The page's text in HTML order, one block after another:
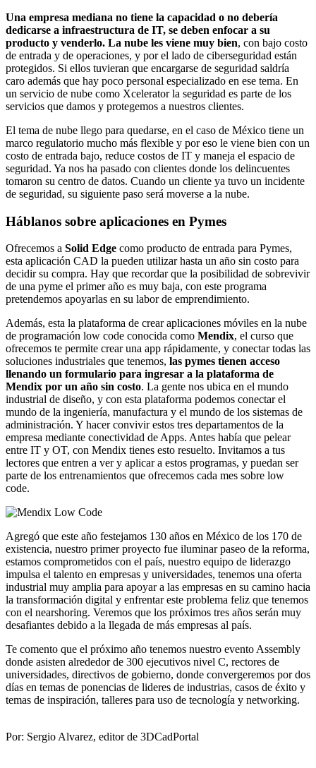
Una empresa mediana no tiene la capacidad o no debería
dedicarse a infraestructura de IT, se deben enfocar a su
producto y venderlo. La nube les viene muy bien, con bajo costo
de entrada y de operaciones, y por el lado de ciberseguridad están
protegidos. Si ellos tuvieran que encargarse de seguridad saldría
caro además que hay poco personal especializado en ese tema. En
un servicio de nube como Xcelerator la seguridad es parte de los
servicios que damos y protegemos a nuestros clientes.
El tema de nube llego para quedarse, en el caso de México tiene un
marco regulatorio mucho más flexible y por eso le viene bien con un
costo de entrada bajo, reduce costos de IT y maneja el espacio de
seguridad. Ya nos ha pasado con clientes donde los delincuentes
tomaron su centro de datos. Cuando un cliente ya tuvo un incidente
de seguridad, su siguiente paso será moverse a la nube.
Háblanos sobre aplicaciones en Pymes
Ofrecemos a Solid Edge como producto de entrada para Pymes,
esta aplicación CAD la pueden utilizar hasta un año sin costo para
decidir su compra. Hay que recordar que la posibilidad de sobrevivir
de una pyme el primer año es muy baja, con este programa
pretendemos apoyarlas en su labor de emprendimiento.
Además, esta la plataforma de crear aplicaciones móviles en la nube
de programación low code conocida como Mendix, el curso que
ofrecemos te permite crear una app rápidamente, y conectar todas las
soluciones industriales que tenemos, las pymes tienen acceso
llenando un formulario para ingresar a la plataforma de
Mendix por un año sin costo. La gente nos ubica en el mundo
industrial de diseño, y con esta plataforma podemos conectar el
mundo de la ingeniería, manufactura y el mundo de los sistemas de
administración. Y hacer convivir estos tres departamentos de la
empresa mediante conectividad de Apps. Antes había que pelear
entre IT y OT, con Mendix tienes esto resuelto. Invitamos a tus
lectores que entren a ver y aplicar a estos programas, y puedan ser
parte de los entrenamientos que ofrecemos cada mes sobre low
code.
Agregó que este año festejamos 130 años en México de los 170 de
existencia, nuestro primer proyecto fue iluminar paseo de la reforma,
estamos comprometidos con el país, nuestro equipo de liderazgo
impulsa el talento en empresas y universidades, tenemos una oferta
industrial muy amplia para apoyar a las empresas en su camino hacia
la transformación digital y enfrentar este problema feliz que tenemos
con el nearshoring. Veremos que los próximos tres años serán muy
desafiantes debido a la llegada de más empresas al país.
Te comento que el próximo año tenemos nuestro evento Assembly
donde asisten alrededor de 300 ejecutivos nivel C, rectores de
universidades, directivos de gobierno, donde convergeremos por dos
días en temas de ponencias de lideres de industrias, casos de éxito y
temas de inspiración, talleres para uso de tecnología y networking.
Por: Sergio Alvarez, editor de 3DCadPortal